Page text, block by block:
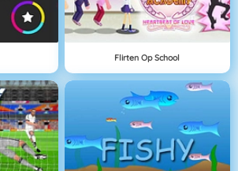
Flirten Op School